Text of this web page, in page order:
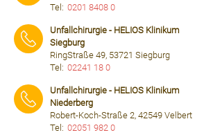
Tel: 0201 8408 0
Unfallchirurgie - HELIOS Klinikum
Siegburg
RingStraße 49, 53721 Siegburg
Tel: 02241 18 0
Unfallchirurgie - HELIOS Klinikum
Niederberg
Robert-Koch-Straße 2, 42549 Velbert
Tel: 02051 982 0